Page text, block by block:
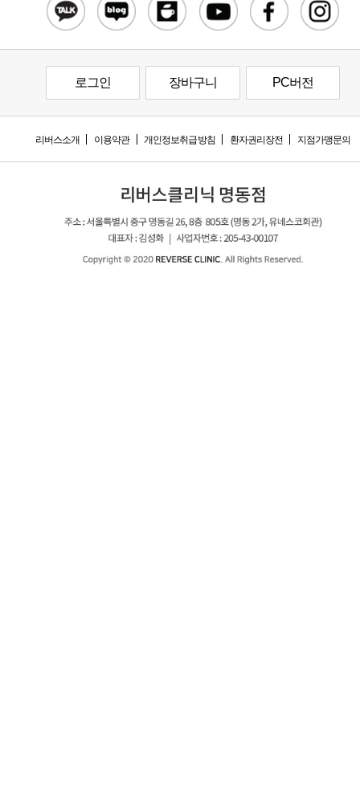
로그인 장바구니 PC버전
리버스소개 이용약관 개인정보취급방침 환자권리장전 지점가맹문의